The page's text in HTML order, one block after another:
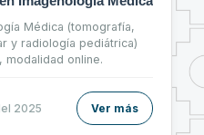
Médica (tomografía,
y radiología pediátrica)
online.
2025 Ver más